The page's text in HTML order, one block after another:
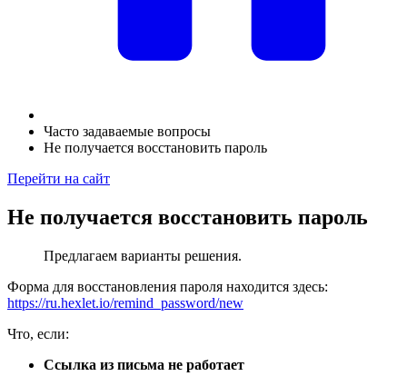
Часто задаваемые вопросы
Не получается восстановить пароль
Перейти на сайт
Не получается восстановить пароль
Предлагаем варианты решения.
Форма для восстановления пароля находится здесь:
https://ru.hexlet.io/remind_password/new
Что, если:
Ссылка из письма не работает